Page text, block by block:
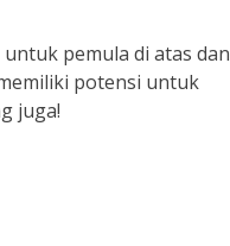
pemula di atas dan
potensi untuk
juga!